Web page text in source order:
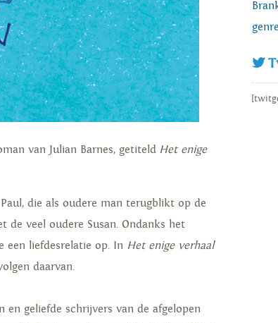
van Julian Barnes, getiteld Het enige
die als oudere man terugblikt op de
veel oudere Susan. Ondanks het
een liefdesrelatie op. In Het enige verhaal
daarvan.
en geliefde schrijvers van de afgelopen